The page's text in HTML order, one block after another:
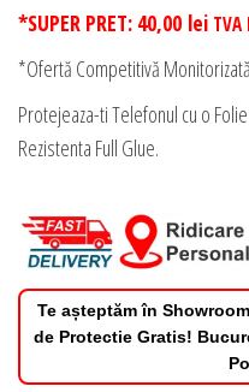
*SUPER PRET: 40,00 lei
*Ofertă Competitivă Monitorizată
Protejeaza-ti Telefonul cu o
Rezistenta Full Glue.
Te așteptăm în
de Protectie Gratis!